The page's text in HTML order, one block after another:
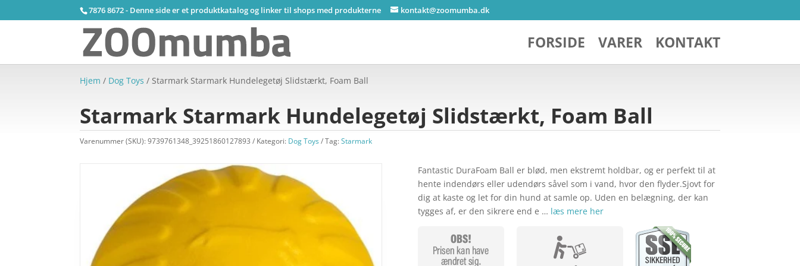
7876 8672 - Denne side er et produktkatalog og linker til shops med produkterne kontakt@zoomumba.dk
FORSIDE VARER KONTAKT
Hjem / Dog Toys / Starmark Starmark Hundelegetøj Slidstærkt, Foam Ball
Starmark Starmark Hundelegetøj Slidstærkt, Foam Ball
Varenummer (SKU):9739761348_39251860127893 Kategori: Dog Toys Tag:Starmark
Fantastic DuraFoam Ball er blød, men ekstremt holdbar, og er perfekt til at
hente indendørs eller udendørs såvel som i vand, hvor den flyder.Sjovt for
dig at kaste og let for din hund at samle op. Uden en belægning, der kan
tygges af, er den sikrere end e … læs mere her